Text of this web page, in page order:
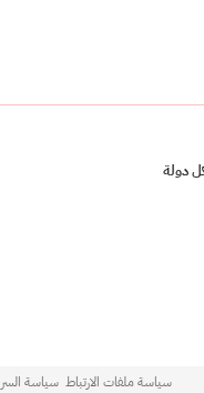
دولة
سياسة ملفات الارتباط سياسة